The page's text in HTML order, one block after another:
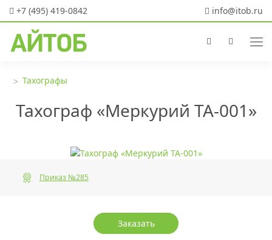
+7 (495) 419-0842 info@itob.ru
Тахографы
Тахограф «Меркурий ТА-001»
Приказ №285
Заказать